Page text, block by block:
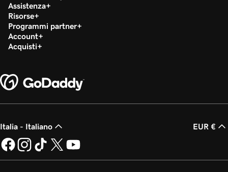
Assistenza
Risorse
Programmi partner
Account
Acquisti
Italia - Italiano EUR €